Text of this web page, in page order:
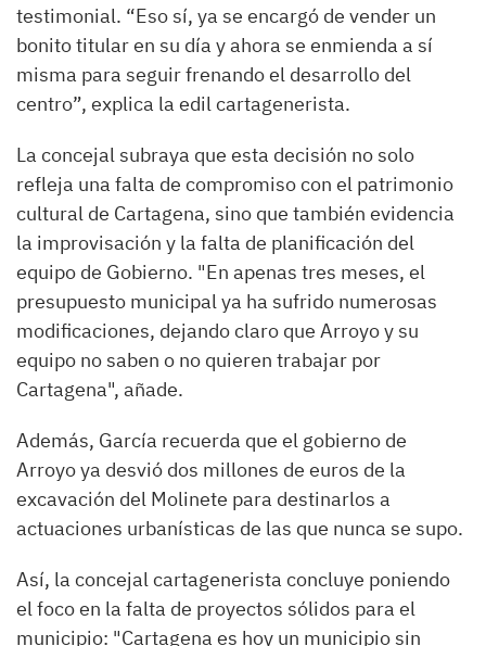
testimonial. “Eso sí, ya se encargó de vender un
bonito titular en su día y ahora se enmienda a sí
misma para seguir frenando el desarrollo del
centro”, explica la edil cartagenerista.
La concejal subraya que esta decisión no solo
refleja una falta de compromiso con el patrimonio
cultural de Cartagena, sino que también evidencia
la improvisación y la falta de planificación del
equipo de Gobierno. "En apenas tres meses, el
presupuesto municipal ya ha sufrido numerosas
modificaciones, dejando claro que Arroyo y su
equipo no saben o no quieren trabajar por
Cartagena", añade.
Además, García recuerda que el gobierno de
Arroyo ya desvió dos millones de euros de la
excavación del Molinete para destinarlos a
actuaciones urbanísticas de las que nunca se supo.
Así, la concejal cartagenerista concluye poniendo
el foco en la falta de proyectos sólidos para el
municipio: "Cartagena es hoy un municipio sin